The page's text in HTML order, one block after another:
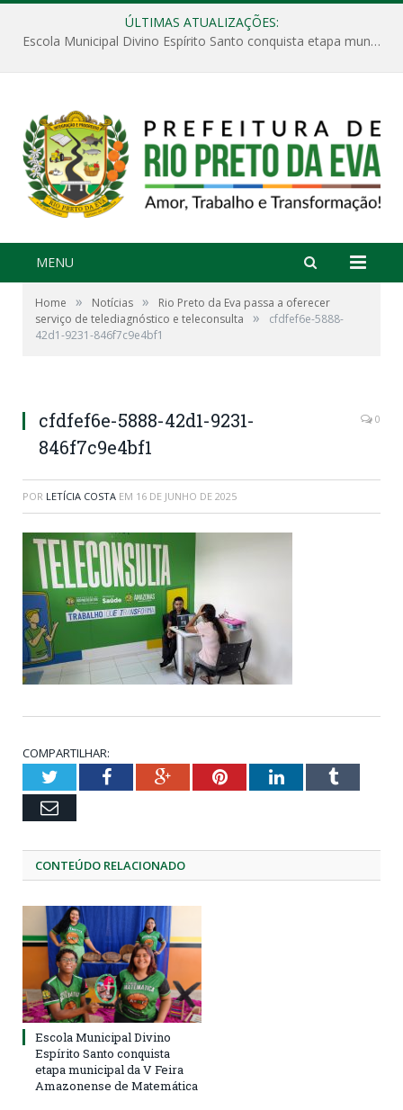
ÚLTIMAS ATUALIZAÇÕES:
Escola Municipal Divino Espírito Santo conquista etapa municipal da V Feira Amazonense de Matemática
MENU
Home » Notícias »
Rio Preto da Eva passa a oferecer
serviço de telediagnóstico e teleconsulta
»
cfdfef6e-5888-
42d1-9231-846f7c9e4bf1
cfdfef6e-5888-42d1-9231-
846f7c9e4bf1
0
POR LETÍCIA COSTA EM 16 DE JUNHO DE 2025
COMPARTILHAR:
TwitterFacebookGoogle+PinterestLinkedInTumblr
Email
CONTEÚDO RELACIONADO
Escola Municipal Divino
Espírito Santo conquista
etapa municipal da V Feira
Amazonense de Matemática